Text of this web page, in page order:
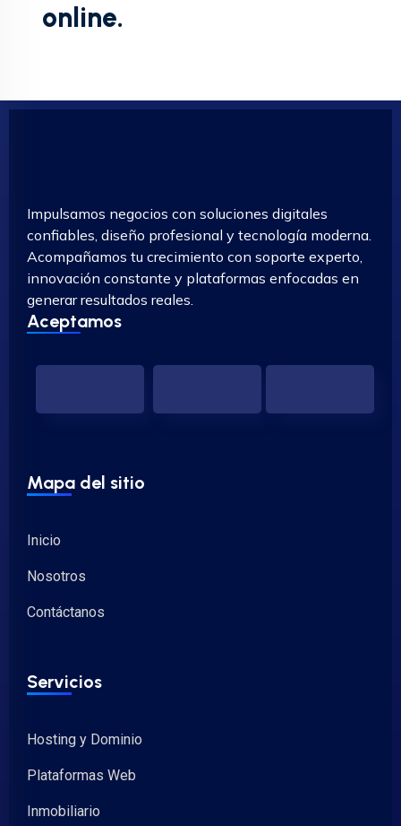
online.
Impulsamos negocios con soluciones digitales
confiables, diseño profesional y tecnología moderna.
Acompañamos tu crecimiento con soporte experto,
innovación constante y plataformas enfocadas en
generar resultados reales.
Aceptamos
Mapa del sitio
Inicio
Nosotros
Contáctanos
Servicios
Hosting y Dominio
Plataformas Web
Inmobiliario